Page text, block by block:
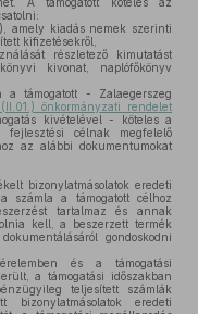
), amely kiadás nemek szerinti
kifizetésekről,
részletező kimutatást
kivonat, naplófőkönyv
a támogatott - Zalaegerszeg
önkormányzati rendelet
kivételével - köteles a
fejlesztési célnak megfelelő
az alábbi dokumentumokat
bizonylatmásolatok eredeti
számla a támogatott célhoz
tartalmaz és annak
kell, a beszerzett termék
gondoskodni
és a támogatási
a támogatási időszakban
teljesített számlák
bizonylatmásolatok eredeti